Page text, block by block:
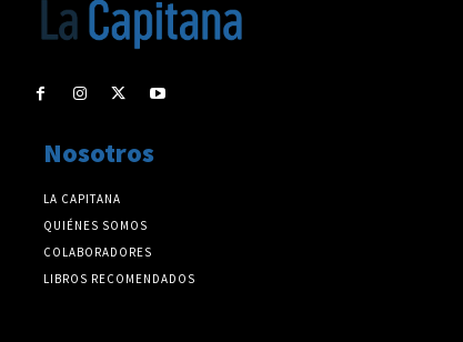
Nosotros
LA CAPITANA
QUIÉNES SOMOS
COLABORADORES
LIBROS RECOMENDADOS